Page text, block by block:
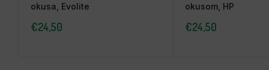
okusa, Evolite
€24,50
okusom, HP
€24,50